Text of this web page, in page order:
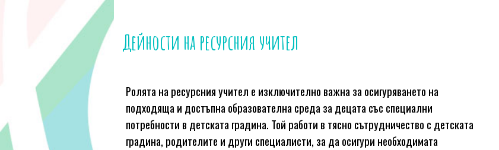
Дейности на ресурсния учител
Ролята на ресурсния учител е изключително важна за осигуряването на
подходяща и достъпна образователна среда за децата със специални
потребности в детската градина. Той работи в тясно сътрудничество с детската
градина, родителите и други специалисти, за да осигури необходимата